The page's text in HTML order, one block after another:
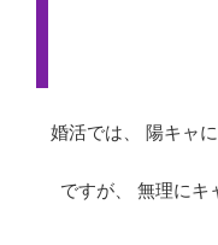
婚活では、 陽キャ
ですが、 無理にキ